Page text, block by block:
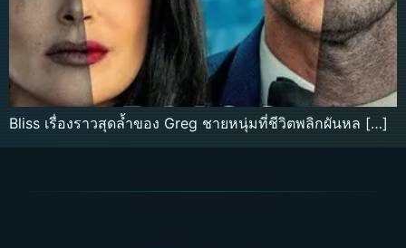
Bliss เรื่องราวสุดล้ำของ Greg ชายหนุ่มที่ชีวิตพลิกผันหล […]